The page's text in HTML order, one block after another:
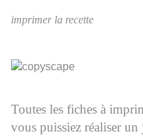
imprimer la recette
Toutes les fiches à
vous puissiez réaliser